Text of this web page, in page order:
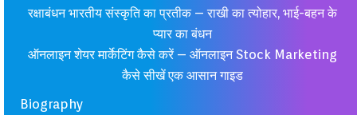
रक्षाबंधन भारतीय संस्कृति का प्रतीक – राखी का त्योहार, भाई-बहन के
प्यार का बंधन
ऑनलाइन शेयर मार्केटिंग कैसे करें – ऑनलाइन Stock Marketing
कैसे सीखें एक आसान गाइड
Biography